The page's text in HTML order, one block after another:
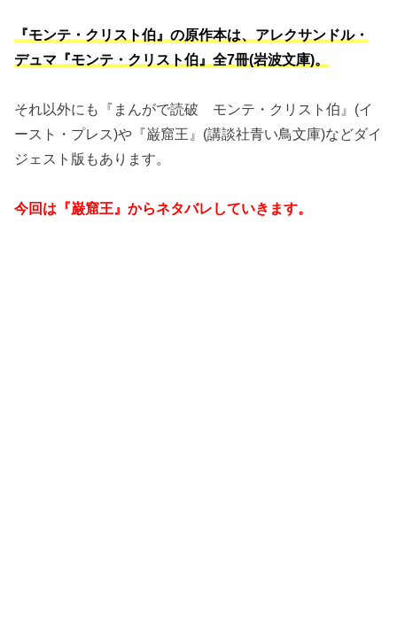
『モンテ・クリスト伯』の原作本は、アレクサンドル・
デュマ『モンテ・クリスト伯』全7冊(岩波文庫)。
それ以外にも『まんがで読破 モンテ・クリスト伯』(イ
ースト・プレス)や『巌窟王』(講談社青い鳥文庫)などダイ
ジェスト版もあります。
今回は『巌窟王』からネタバレしていきます。